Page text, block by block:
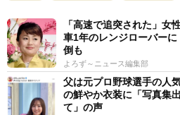
「高速で追突された」
車1年のレンジローバー
倒も
よろず～ニュース編集部
父は元プロ野球選手の人
の鮮やか衣装に「写真集
て」の声